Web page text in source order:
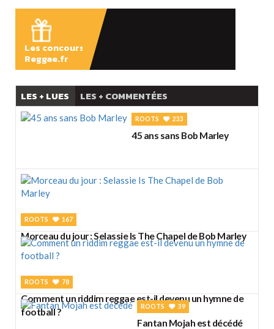
Les concours
Reggae.fr
LES + LUES LES + COMMENTÉES
ROOTS 233
45 ans sans Bob Marley
ROOTS 167
Morceau du jour : Selassie Is The Chapel de Bob Marley
ROOTS 78
Comment un riddim reggae est-il devenu un hymne de
football ?
ROOTS 39
Fantan Mojah est décédé